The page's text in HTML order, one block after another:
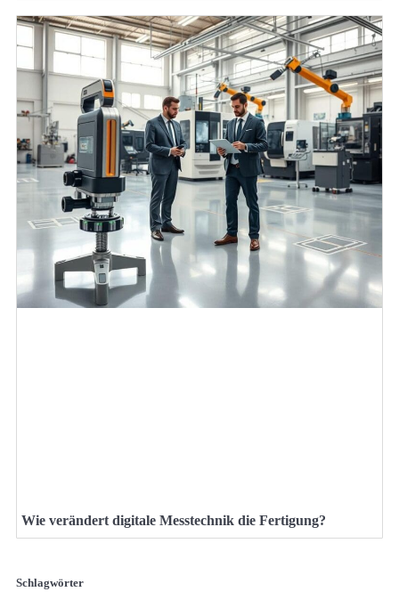
Wie verändert digitale Messtechnik die Fertigung?
Schlagwörter